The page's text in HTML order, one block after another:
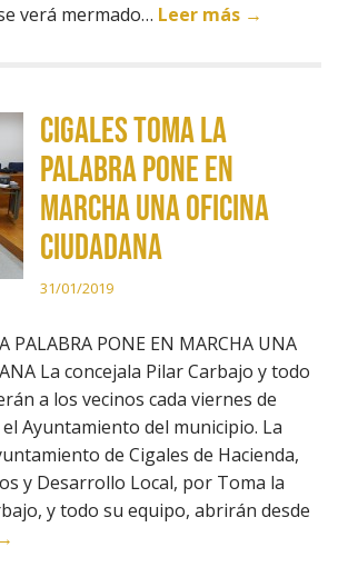
verá mermado… Leer más →
CIGALES TOMA LA
PALABRA PONE EN
MARCHA UNA OFICINA
CIUDADANA
31/01/2019
PALABRA PONE EN MARCHA UNA
La concejala Pilar Carbajo y todo
a los vecinos cada viernes de
el Ayuntamiento del municipio. La
de Cigales de Hacienda,
y Desarrollo Local, por Toma la
y todo su equipo, abrirán desde